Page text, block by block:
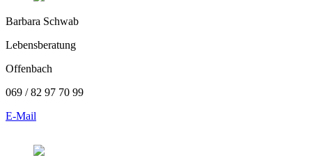
Barbara Schwab
Lebensberatung
Offenbach
069 / 82 97 70 99
E-Mail